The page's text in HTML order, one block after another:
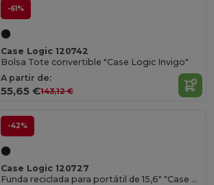
-61%
Case Logic 120742
Bolsa Tote convertible "Case Logic Invigo"
A partir de:
55,65 €143,12 €
-42%
Case Logic 120727
Funda reciclada para portátil de 15,6" "Case Logic Invigo"